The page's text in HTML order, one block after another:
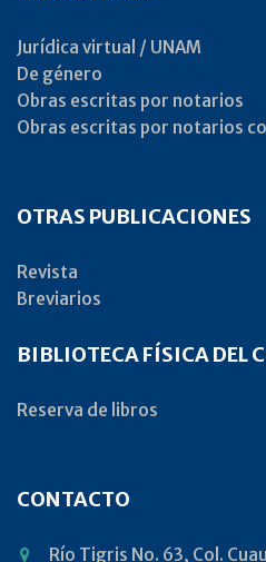
Jurídica virtual / UNAM
De género
Obras escritas por notarios
Obras escritas por notarios
OTRAS PUBLICACIONES
Revista
Breviarios
BIBLIOTECA FÍSICA DEL
Reserva de libros
CONTACTO
Río Tigris No. 63, Col.